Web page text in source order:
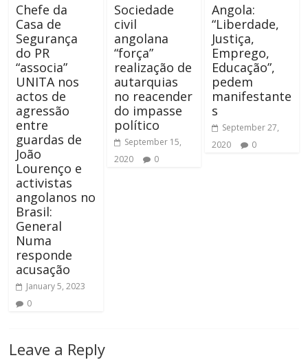
Chefe da
Casa de
Segurança
do PR
“associa”
UNITA nos
actos de
agressão
entre
guardas de
João
Lourenço e
activistas
angolanos no
Brasil:
General
Numa
responde
acusação
January 5, 2023
0
Sociedade
civil
angolana
“força”
realização de
autarquias
no reacender
do impasse
político
September 15,
2020
0
Angola:
“Liberdade,
Justiça,
Emprego,
Educação”,
pedem
manifestante
s
September 27,
2020
0
Leave a Reply